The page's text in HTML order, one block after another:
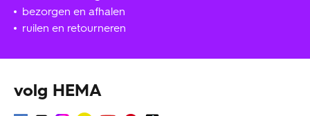
bezorgen en afhalen
ruilen en retourneren
volg HEMA